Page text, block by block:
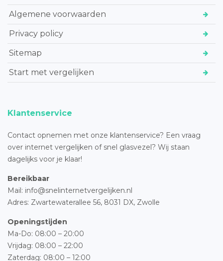
Algemene voorwaarden
Privacy policy
Sitemap
Start met vergelijken
Klantenservice
Contact opnemen met onze klantenservice? Een vraag
over internet vergelijken of snel glasvezel? Wij staan
dagelijks voor je klaar!
Bereikbaar
Mail: info@snelinternetvergelijken.nl
Adres: Zwartewaterallee 56, 8031 DX, Zwolle
Openingstijden
Ma-Do: 08:00 – 20:00
Vrijdag: 08:00 – 22:00
Zaterdag: 08:00 – 12:00